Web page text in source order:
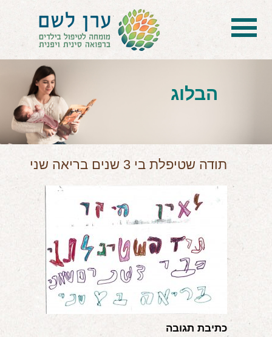
בית
הטיפול
הכל על דיקור סיני ודיקור יפני לילדים
הילד לא מפסיק להיות חולה
בעיות נשימה: קוצר, סטרידור ועוד
דלקות ונוזלים באוזניים
קשיים רגשיים, אתגרי התנהגות
בעיות/מחלות נוספות
שאלות ותשובות
הורים ממליצים
הבלוג
תודה שטיפלת בי 3 שנים בריאה שני
כתיבת תגובה